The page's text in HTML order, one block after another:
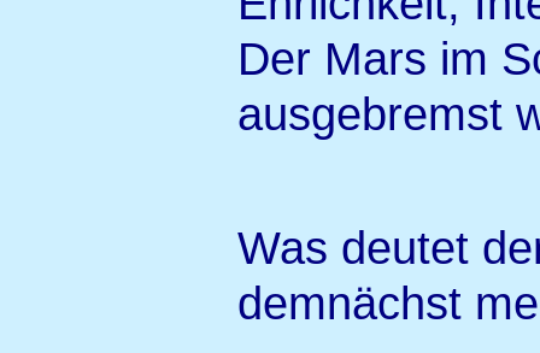
Der Mars im
ausgebremst
Was deutet
demnächst